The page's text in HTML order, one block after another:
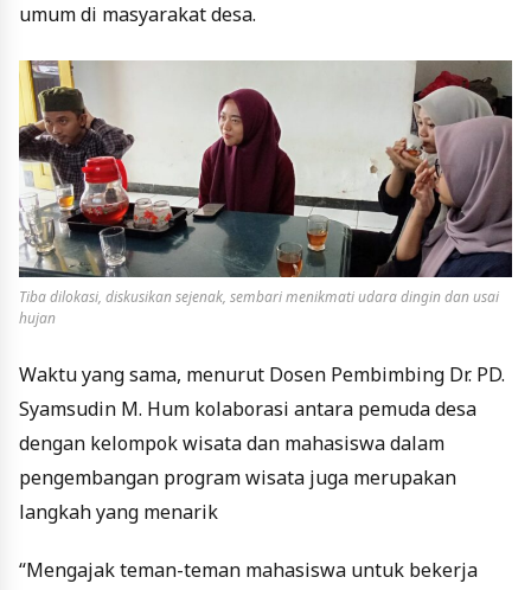
umum di masyarakat desa.
Tiba dilokasi, diskusikan sejenak, sembari menikmati udara dingin dan usai
hujan
Waktu yang sama, menurut Dosen Pembimbing Dr. PD.
Syamsudin M. Hum kolaborasi antara pemuda desa
dengan kelompok wisata dan mahasiswa dalam
pengembangan program wisata juga merupakan
langkah yang menarik
“Mengajak teman-teman mahasiswa untuk bekerja